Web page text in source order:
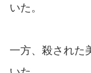
いた。
一方、殺された